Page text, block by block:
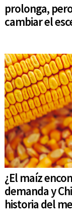
prolonga,
cambiar el
¿El maíz
demanda y
historia del